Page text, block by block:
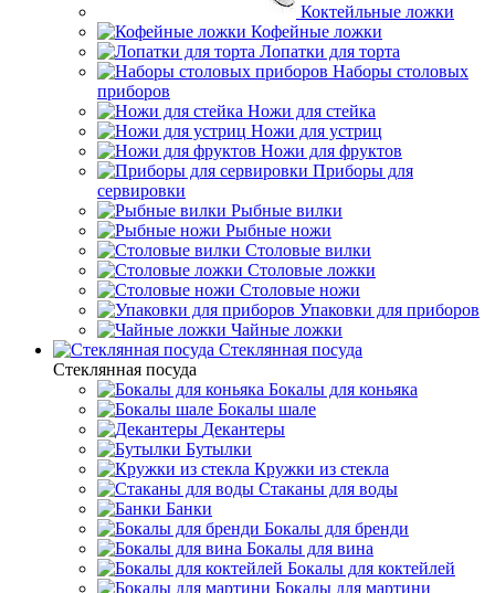
Коктейльные ложки
Кофейные ложки
Лопатки для торта
Наборы столовых
приборов
Ножи для стейка
Ножи для устриц
Ножи для фруктов
Приборы для
сервировки
Рыбные вилки
Рыбные ножи
Столовые вилки
Столовые ложки
Столовые ножи
Упаковки для приборов
Чайные ложки
Стеклянная посуда
Стеклянная посуда
Бокалы для коньяка
Бокалы шале
Декантеры
Бутылки
Кружки из стекла
Стаканы для воды
Банки
Бокалы для бренди
Бокалы для вина
Бокалы для коктейлей
Бокалы для мартини